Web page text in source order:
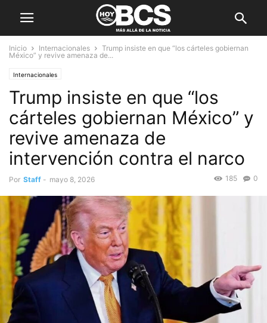
Inicio Internacionales
Trump insiste en que “los cárteles gobiernan
México” y revive amenaza de...
Internacionales
Trump insiste en que “los
cárteles gobiernan México” y
revive amenaza de
intervención contra el narco
Por Staff - mayo 8, 2026 0
185